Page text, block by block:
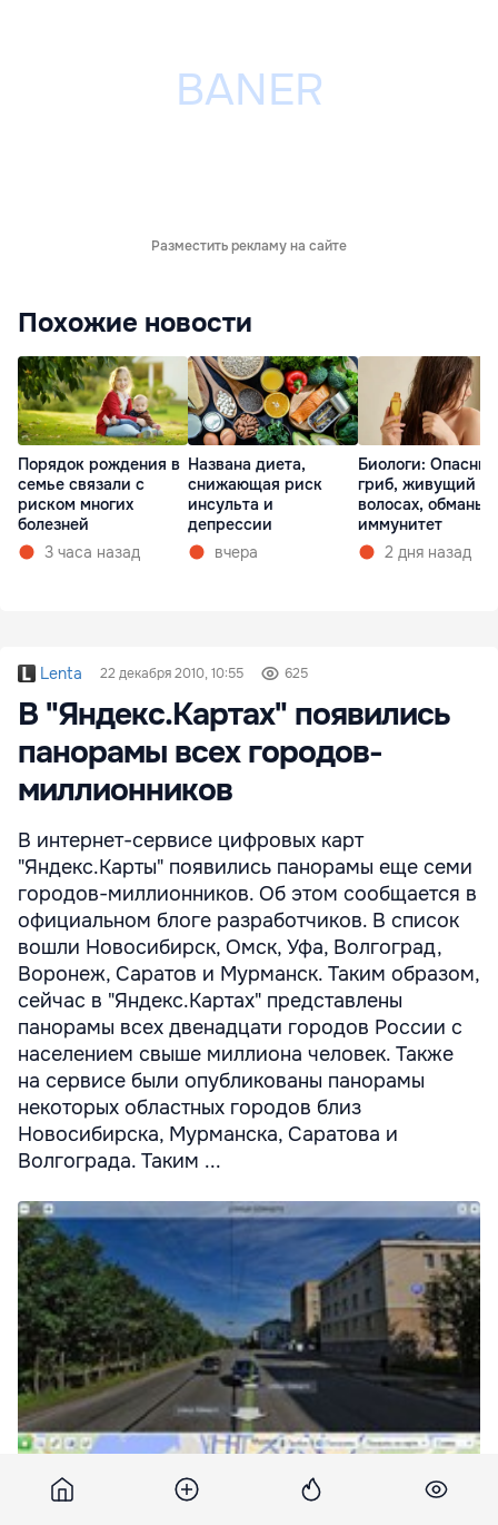
Разместить рекламу на сайте
Похожие новости
Порядок рождения в
семье связали с
риском многих
болезней
3 часа назад
Названа диета,
снижающая риск
инсульта и
депрессии
вчера
Биологи: Опасный
гриб, живущий в
волосах,
иммунитет
2 дня назад
Lenta 22 декабря 2010, 10:55 625
В "Яндекс.Картах" появились
панорамы всех городов-
миллионников
В интернет-сервисе цифровых карт
"Яндекс.Карты" появились панорамы еще семи
городов-миллионников. Об этом сообщается в
официальном блоге разработчиков. В список
вошли Новосибирск, Омск, Уфа, Волгоград,
Воронеж, Саратов и Мурманск. Таким образом,
сейчас в "Яндекс.Картах" представлены
панорамы всех двенадцати городов России с
населением свыше миллиона человек. Также
на сервисе были опубликованы панорамы
некоторых областных городов близ
Новосибирска, Мурманска, Саратова и
Волгограда. Таким ...